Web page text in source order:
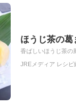
ほうじ茶の
香ばしいほうじ茶の
JREメディア レシピ